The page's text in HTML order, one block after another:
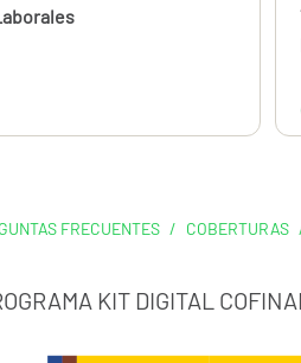
FRECUENTES / COBERTURAS
KIT DIGITAL